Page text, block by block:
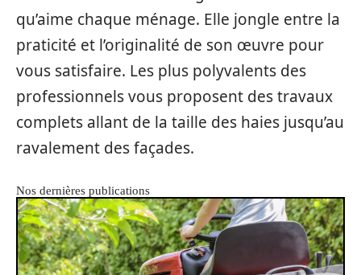
qu’aime chaque ménage. Elle jongle entre la
praticité et l’originalité de son œuvre pour
vous satisfaire. Les plus polyvalents des
professionnels vous proposent des travaux
complets allant de la taille des haies jusqu’au
ravalement des façades.
Nos dernières publications